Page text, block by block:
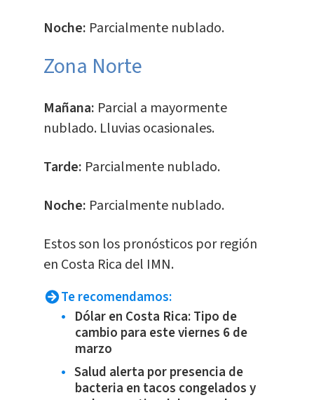
Noche: Parcialmente nublado.
​Zona Norte
Mañana: Parcial a mayormente
nublado. Lluvias ocasionales.
Tarde: Parcialmente nublado.
Noche: Parcialmente nublado.
Estos son los pronósticos por región
en Costa Rica del IMN.
Te recomendamos:
Dólar en Costa Rica: Tipo de
cambio para este viernes 6 de
marzo
Salud alerta por presencia de
bacteria en tacos congelados y